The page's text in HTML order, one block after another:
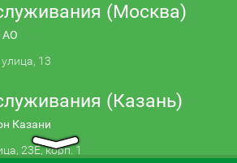
(Москва)
13
(Казань)
Казани
23Е, корп. 1